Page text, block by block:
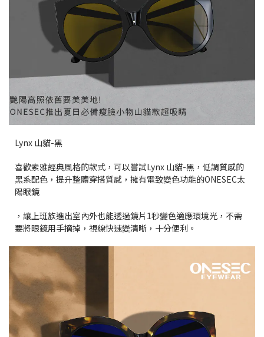
Lynx 山貓-黑
喜歡素雅經典風格的款式，可以嘗試Lynx 山貓-黑，低調質感的
黑系配色，提升整體穿搭質感，擁有電致變色功能的ONESEC太
陽眼鏡
，讓上班族進出室內外也能透過鏡片1秒變色適應環境光，不需
要將眼鏡用手摘掉，視線快速變清晰，十分便利。